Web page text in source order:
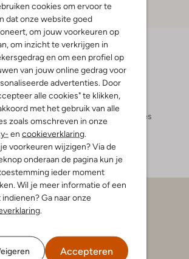
cookies om ervoor te
dat onze website goed
om jouw voorkeuren op
om inzicht te verkrijgen in
en om een profiel op
van jouw online gedrag voor
advertenties. Door
alle cookies" te klikken,
met het gebruik van alle
zoals omschreven in onze
en cookieverklaring.
voorkeuren wijzigen? Via de
onderaan de pagina kun je
ieder moment
Wil je meer informatie of een
indienen? Ga naar onze
.
Accepteren
-30%
Hip
Veterboots
€ 119,95 € 83,99
Meisjes Boots Meisjes
- 19:00 uur